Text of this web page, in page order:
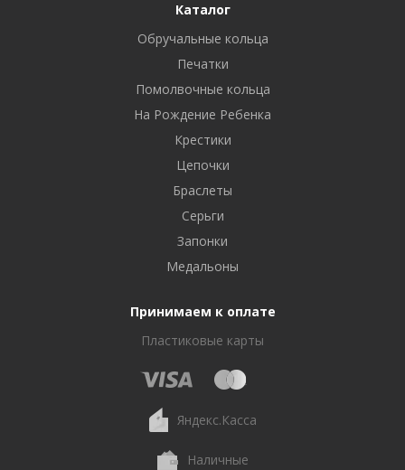
Каталог
Обручальные кольца
Печатки
Помолвочные кольца
На Рождение Ребенка
Крестики
Цепочки
Браслеты
Серьги
Запонки
Медальоны
Принимаем к оплате
Пластиковые карты
Яндекс.Касса
Наличные